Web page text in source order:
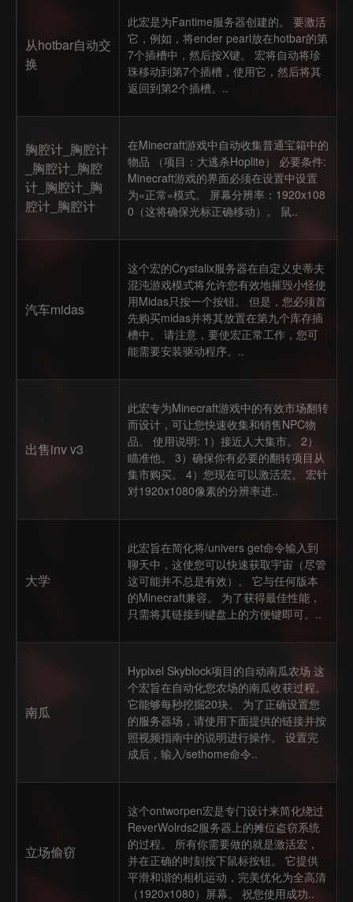
从hotbar自动交
换
此宏是为Fantime服务器创建的。 要激活
它，例如，将ender pearl放在hotbar的第
7个插槽中，然后按X键。 宏将自动将珍
珠移动到第7个插槽，使用它，然后将其
返回到第2个插槽。..
胸腔计_胸腔计
_胸腔计_胸腔
计_胸腔计_胸
腔计_胸腔计
在Minecraft游戏中自动收集普通宝箱中的
物品 （项目：大逃杀Hoplite） 必要条件:
Minecraft游戏的界面必须在设置中设置
为«正常«模式。 屏幕分辨率：1920x108
0（这将确保光标正确移动）。 鼠..
汽车midas
这个宏的Crystalix服务器在自定义史蒂夫
混沌游戏模式将允许您有效地摧毁小怪使
用Midas只按一个按钮。 但是，您必须首
先购买midas并将其放置在第九个库存插
槽中。 请注意，要使宏正常工作，您可
能需要安装驱动程序。..
出售inv v3
此宏专为Minecraft游戏中的有效市场翻转
而设计，可让您快速收集和销售NPC物
品。 使用说明: 1）接近人大集市。 2）
瞄准他。 3）确保你有必要的翻转项目从
集市购买。 4）您现在可以激活宏。 宏针
对1920x1080像素的分辨率进..
大学
此宏旨在简化将/univers get命令输入到
聊天中，这使您可以快速获取宇宙（尽管
这可能并不总是有效）。 它与任何版本
的Minecraft兼容。 为了获得最佳性能，
只需将其链接到键盘上的方便键即可。..
南瓜
Hypixel Skyblock项目的自动南瓜农场 这
个宏旨在自动化您农场的南瓜收获过程。
它能够每秒挖掘20块。 为了正确设置您
的服务器场，请使用下面提供的链接并按
照视频指南中的说明进行操作。 设置完
成后，输入/sethome命令..
立场偷窃
这个ontworpen宏是专门设计来简化绕过
ReverWolrds2服务器上的摊位盗窃系统
的过程。 所有你需要做的就是激活宏，
并在正确的时刻按下鼠标按钮。 它提供
平滑和谐的相机运动，完美优化为全高清
（1920x1080）屏幕。 祝您使用成功..